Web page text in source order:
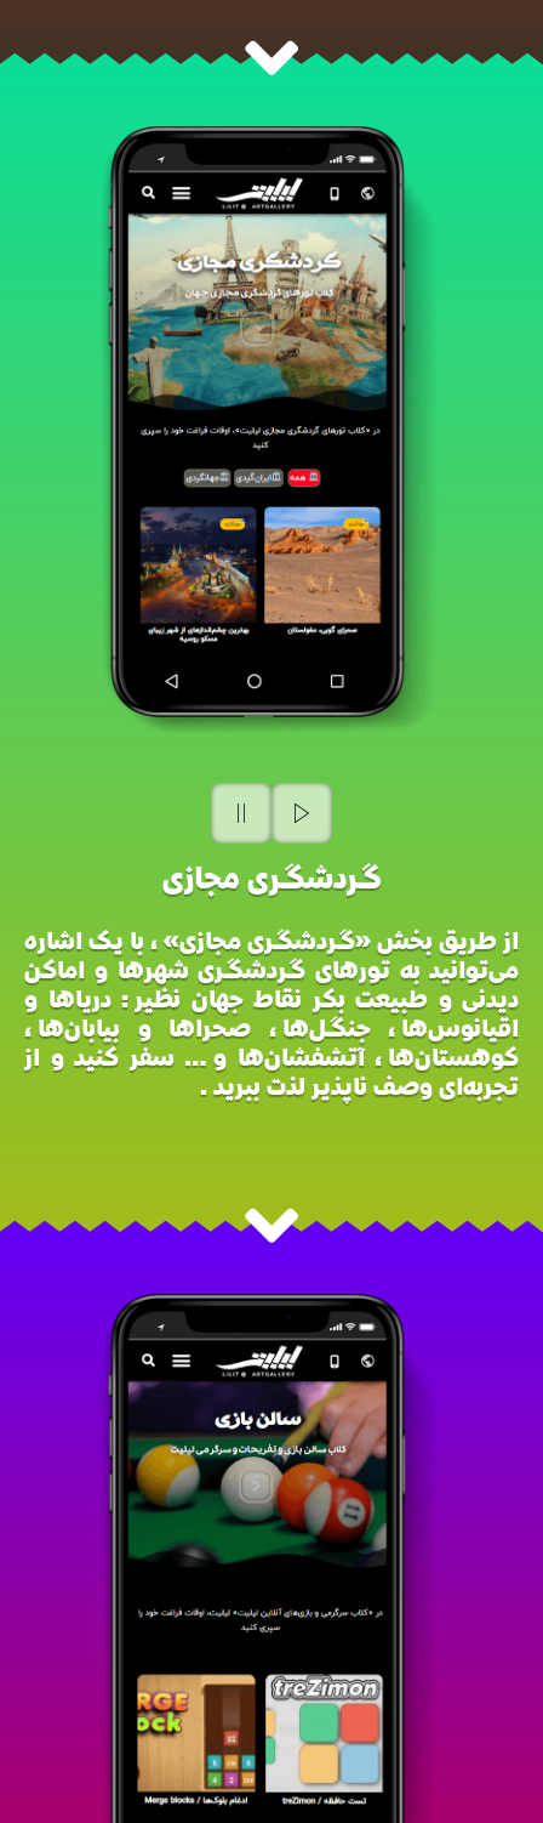
گردشگری مجازی
از طریق بخش «گردشگری مجازی»، با یک اشاره
می‌توانید به تورهای گردشگری شهرها و اماکن
دیدنی و طبیعت بکر نقاط جهان نظیر: دریاها و
اقیانوس‌ها، جنگل‌ها، صحراها و بیابان‌ها،
کوهستان‌ها، آتشفشان‌ها و… سفر کنید و از
تجربه‌ای وصف ناپذیر لذت ببرید.